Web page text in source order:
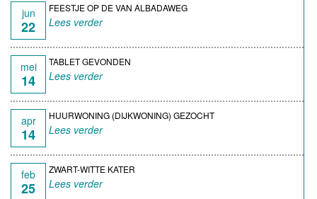
jun
22
FEESTJE OP DE VAN ALBADAWEG
Lees verder
mei
14
TABLET GEVONDEN
Lees verder
apr
14
HUURWONING (DIJKWONING) GEZOCHT
Lees verder
feb
25
ZWART-WITTE KATER
Lees verder